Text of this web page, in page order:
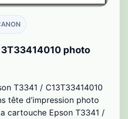
photo
T3341 / C13T33414010
tête d’impression photo
cartouche Epson T3341 /